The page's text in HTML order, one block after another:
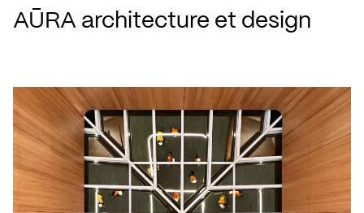
AŪRA architecture et design